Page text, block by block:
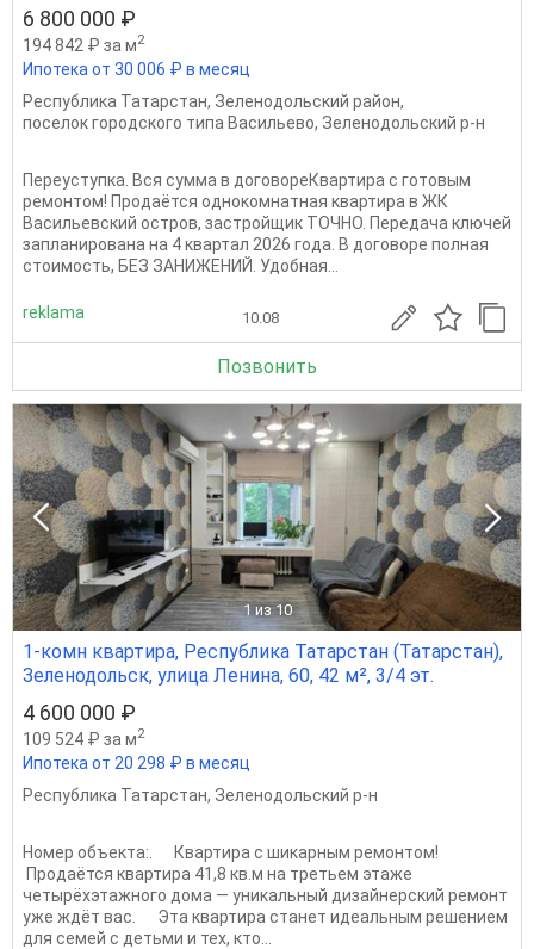
6 800 000 ₽
194 842 ₽ за м2
Ипотека от 30 006 ₽ в месяц
Республика Татарстан, Зеленодольский район,
поселок городского типа Васильево, Зеленодольский р-н
Переуступка. Вся сумма в договореКвартира с готовым
ремонтом! Продаётся однокомнатная квартира в ЖК
Васильевский остров, застройщик ТОЧНО. Передача ключей
запланирована на 4 квартал 2026 года. В договоре полная
стоимость, БЕЗ ЗАНИЖЕНИЙ. Удобная...
reklama 10.08
Позвонить
1 из 10
1-комн квартира, Республика Татарстан (Татарстан),
Зеленодольск, улица Ленина, 60, 42 м², 3/4 эт.
4 600 000 ₽
109 524 ₽ за м2
Ипотека от 20 298 ₽ в месяц
Республика Татарстан, Зеленодольский р-н
Номер объекта:. Квартира с шикарным ремонтом!
Продаётся квартира 41,8 кв.м на третьем этаже
четырёхэтажного дома — уникальный дизайнерский ремонт
уже ждёт вас. Эта квартира станет идеальным решением
для семей с детьми и тех, кто...